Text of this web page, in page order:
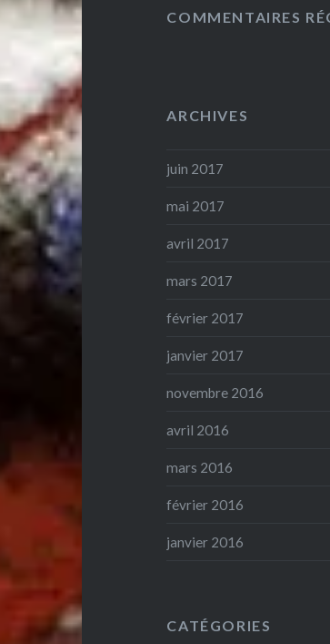
COMMENTAIRES
ARCHIVES
juin 2017
mai 2017
avril 2017
mars 2017
février 2017
janvier 2017
novembre 2016
avril 2016
mars 2016
février 2016
janvier 2016
CATÉGORIES